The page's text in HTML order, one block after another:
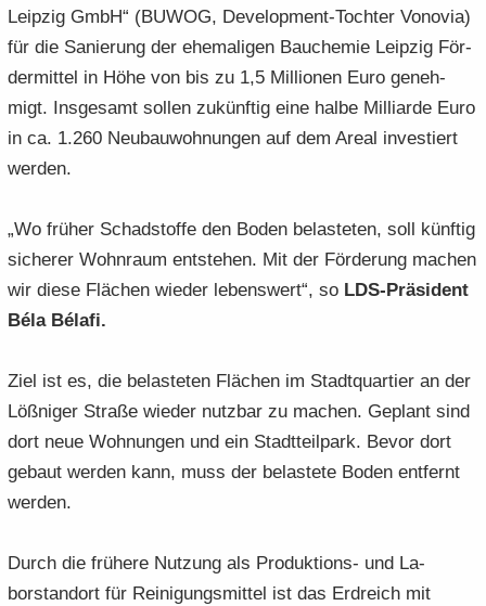
Leip­zig GmbH“ (BUWOG, Development-​Tochter Vo­no­via)
für die Sa­nie­rung der ehe­ma­li­gen Bau­che­mie Leip­zig För­
der­mit­tel in Höhe von bis zu 1,5 Mil­lio­nen Euro ge­neh­
migt. Ins­ge­samt sol­len zu­künf­tig eine halbe Mil­li­ar­de Euro
in ca. 1.260 Neu­bau­woh­nun­gen auf dem Areal in­ves­tiert
wer­den.
„Wo frü­her Schad­stof­fe den Boden be­las­te­ten, soll künf­tig
si­che­rer Wohn­raum ent­ste­hen. Mit der För­de­rung ma­chen
wir diese Flä­chen wie­der le­bens­wert“, so LDS-​Präsident
Béla Bélafi.
Ziel ist es, die be­las­te­ten Flä­chen im Stadt­quar­tier an der
Löß­ni­ger Stra­ße wie­der nutz­bar zu ma­chen. Ge­plant sind
dort neue Woh­nun­gen und ein Stadt­teil­park. Bevor dort
ge­baut wer­den kann, muss der be­las­te­te Boden ent­fernt
wer­den.
Durch die frü­he­re Nut­zung als Produktions-​ und La­
borstand­ort für Rei­ni­gungs­mit­tel ist das Erd­reich mit